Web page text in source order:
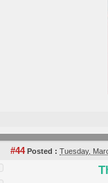
#44Posted : Tuesday,